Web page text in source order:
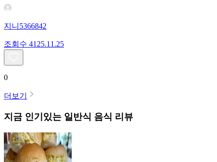
지니5366842
조회수 41 25.11.25
0
더보기
지금 인기있는 일반식 음식 리뷰